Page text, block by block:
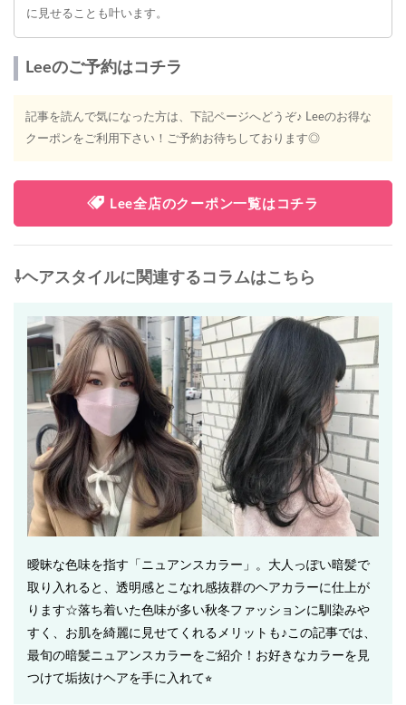
に見せることも叶います。
Leeのご予約はコチラ
記事を読んで気になった方は、下記ページへどうぞ♪ Leeのお得な
クーポンをご利用下さい！ご予約お待ちしております◎
Lee全店のクーポン一覧はコチラ
⇩ヘアスタイルに関連するコラムはこちら
曖昧な色味を指す「ニュアンスカラー」。大人っぽい暗髪で
取り入れると、透明感とこなれ感抜群のヘアカラーに仕上が
ります☆落ち着いた色味が多い秋冬ファッションに馴染みや
すく、お肌を綺麗に見せてくれるメリットも♪この記事では、
最旬の暗髪ニュアンスカラーをご紹介！お好きなカラーを見
つけて垢抜けヘアを手に入れて⭐︎